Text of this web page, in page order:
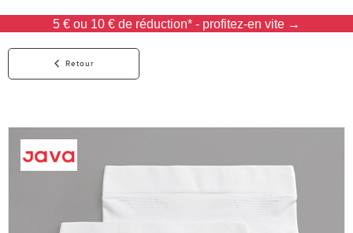
5 € ou 10 € de réduction* - profitez-en vite →
Retour